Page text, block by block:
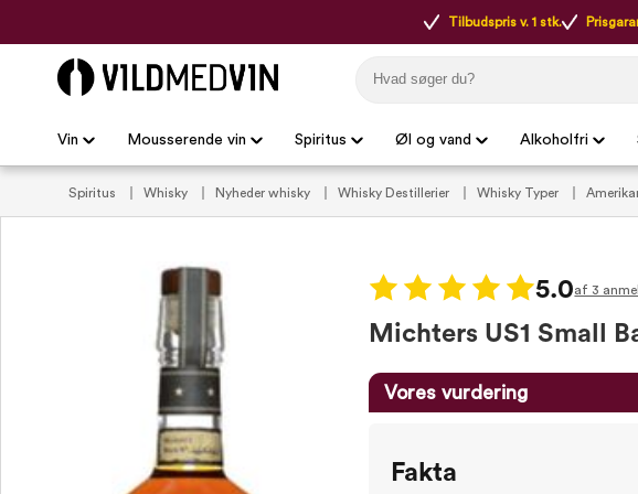
Tilbudspris v. 1 stk.
Vin Mousserende vin Spiritus Øl og vand Alkoholfri
Spiritus Whisky Nyheder whisky Whisky Destillerier Whisky Typer
5.0af 3
Michters US1 Small
Vores vurdering
Fakta